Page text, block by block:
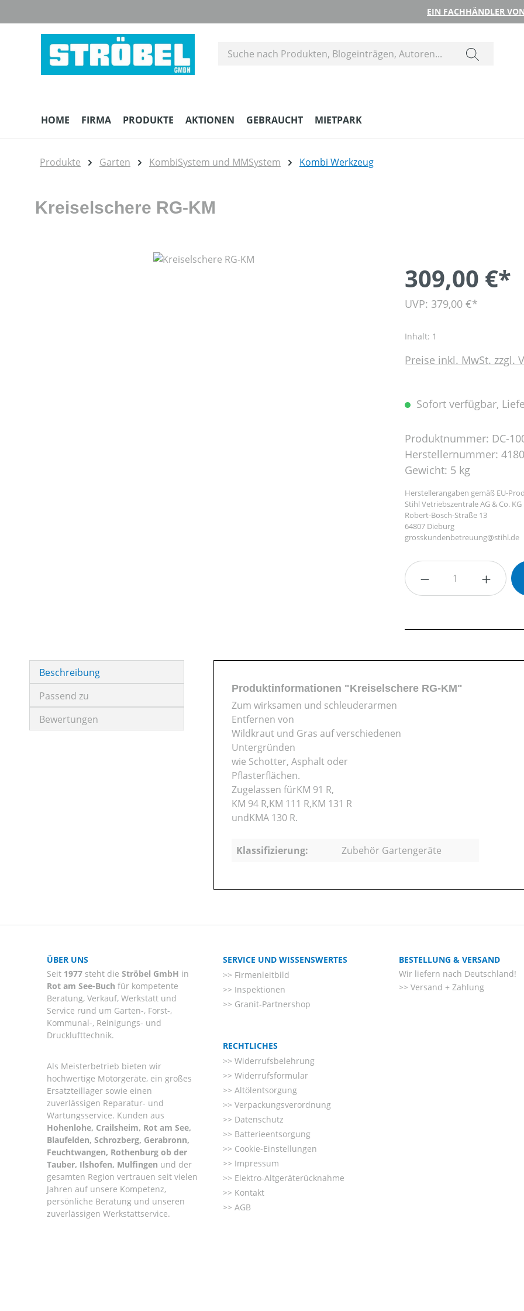
EIN FACHHÄNDLER
HOME FIRMA PRODUKTE AKTIONEN GEBRAUCHT MIETPARK
Produkte Garten KombiSystem und MMSystem Kombi Werkzeug
Kreiselschere RG-KM
309,00 €*
UVP: 379,00 €*
Inhalt: 1
Preise inkl. MwSt. zzgl.
Sofort verfügbar,
Produktnummer: DC-
Herstellernummer:
Gewicht: 5 kg
Herstellerangaben gemäß EU-
Stihl Vetriebszentrale AG & Co. KG
Robert-Bosch-Straße 13
64807 Dieburg
grosskundenbetreuung@stihl.de
Produkt Anzahl:
Beschreibung
Passend zu
Bewertungen
Produktinformationen "Kreiselschere RG-KM"
Zum wirksamen und schleuderarmen
Entfernen von
Wildkraut und Gras auf verschiedenen
Untergründen
wie Schotter, Asphalt oder
Pflasterflächen.
Zugelassen fürKM 91 R,
KM 94 R,KM 111 R,KM 131 R
undKMA 130 R.
Klassifizierung: Zubehör Gartengeräte
ÜBER UNS
Seit 1977 steht die Ströbel GmbH in
Rot am See-Buch für kompetente
Beratung, Verkauf, Werkstatt und
Service rund um Garten-, Forst-,
Kommunal-, Reinigungs- und
Drucklufttechnik.
Als Meisterbetrieb bieten wir
hochwertige Motorgeräte, ein großes
Ersatzteillager sowie einen
zuverlässigen Reparatur- und
Wartungsservice. Kunden aus
Hohenlohe, Crailsheim, Rot am See,
Blaufelden, Schrozberg, Gerabronn,
Feuchtwangen, Rothenburg ob der
Tauber, Ilshofen, Mulfingen und der
gesamten Region vertrauen seit vielen
Jahren auf unsere Kompetenz,
persönliche Beratung und unseren
zuverlässigen Werkstattservice.
SERVICE UND WISSENSWERTES
Firmenleitbild
Inspektionen
Granit-Partnershop
RECHTLICHES
Widerrufsbelehrung
Widerrufsformular
Altölentsorgung
Verpackungsverordnung
Datenschutz
Batterieentsorgung
Cookie-Einstellungen
Impressum
Elektro-Altgeräterücknahme
Kontakt
AGB
BESTELLUNG & VERSAND
Wir liefern nach Deutschland!
Versand + Zahlung